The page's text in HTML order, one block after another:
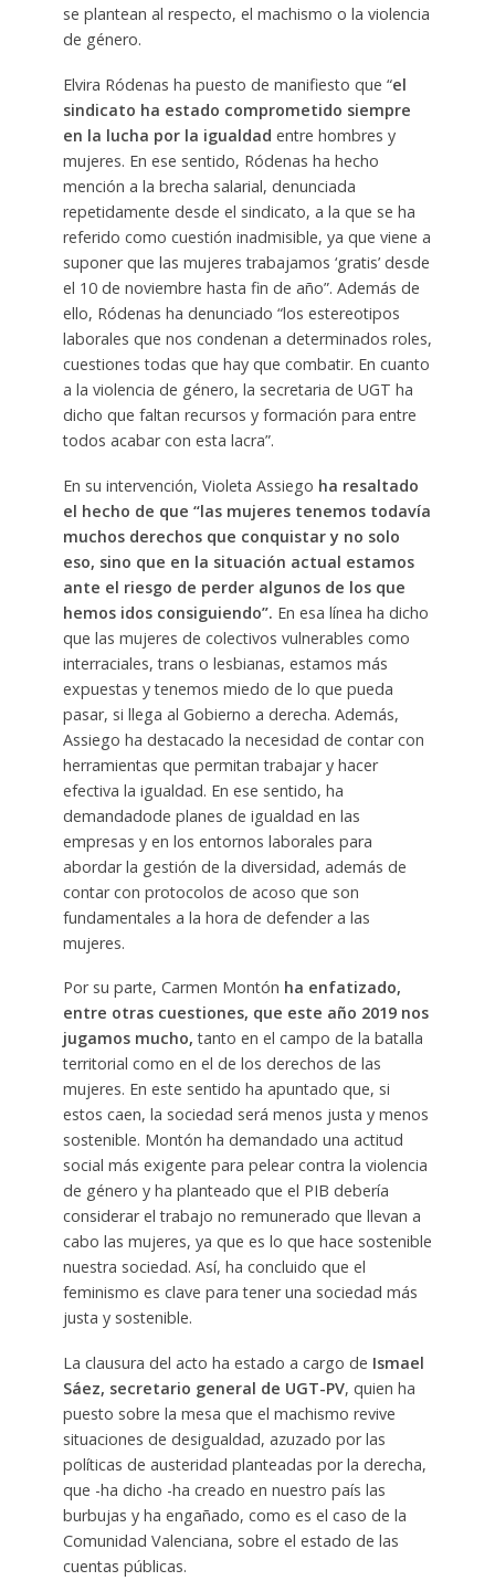
se plantean al respecto, el machismo o la violencia
de género.
Elvira Ródenas ha puesto de manifiesto que “el
sindicato ha estado comprometido siempre
en la lucha por la igualdad entre hombres y
mujeres. En ese sentido, Ródenas ha hecho
mención a la brecha salarial, denunciada
repetidamente desde el sindicato, a la que se ha
referido como cuestión inadmisible, ya que viene a
suponer que las mujeres trabajamos ‘gratis’ desde
el 10 de noviembre hasta fin de año”. Además de
ello, Ródenas ha denunciado “los estereotipos
laborales que nos condenan a determinados roles,
cuestiones todas que hay que combatir. En cuanto
a la violencia de género, la secretaria de UGT ha
dicho que faltan recursos y formación para entre
todos acabar con esta lacra”.
En su intervención, Violeta Assiego ha resaltado
el hecho de que “las mujeres tenemos todavía
muchos derechos que conquistar y no solo
eso, sino que en la situación actual estamos
ante el riesgo de perder algunos de los que
hemos idos consiguiendo”. En esa línea ha dicho
que las mujeres de colectivos vulnerables como
interraciales, trans o lesbianas, estamos más
expuestas y tenemos miedo de lo que pueda
pasar, si llega al Gobierno a derecha. Además,
Assiego ha destacado la necesidad de contar con
herramientas que permitan trabajar y hacer
efectiva la igualdad. En ese sentido, ha
demandadode planes de igualdad en las
empresas y en los entornos laborales para
abordar la gestión de la diversidad, además de
contar con protocolos de acoso que son
fundamentales a la hora de defender a las
mujeres.
Por su parte, Carmen Montón ha enfatizado,
entre otras cuestiones, que este año 2019 nos
jugamos mucho, tanto en el campo de la batalla
territorial como en el de los derechos de las
mujeres. En este sentido ha apuntado que, si
estos caen, la sociedad será menos justa y menos
sostenible. Montón ha demandado una actitud
social más exigente para pelear contra la violencia
de género y ha planteado que el PIB debería
considerar el trabajo no remunerado que llevan a
cabo las mujeres, ya que es lo que hace sostenible
nuestra sociedad. Así, ha concluido que el
feminismo es clave para tener una sociedad más
justa y sostenible.
La clausura del acto ha estado a cargo de Ismael
Sáez, secretario general de UGT-PV, quien ha
puesto sobre la mesa que el machismo revive
situaciones de desigualdad, azuzado por las
políticas de austeridad planteadas por la derecha,
que -ha dicho -ha creado en nuestro país las
burbujas y ha engañado, como es el caso de la
Comunidad Valenciana, sobre el estado de las
cuentas públicas.